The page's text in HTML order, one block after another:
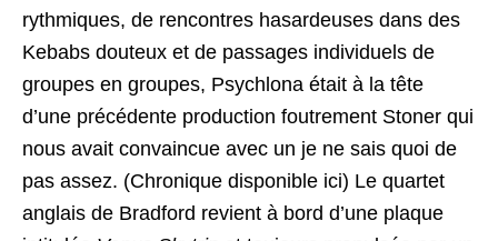
rythmiques, de rencontres hasardeuses dans des
Kebabs douteux et de passages individuels de
groupes en groupes, Psychlona était à la tête
d’une précédente production foutrement Stoner qui
nous avait convaincue avec un je ne sais quoi de
pas assez. (Chronique disponible ici) Le quartet
anglais de Bradford revient à bord d’une plaque